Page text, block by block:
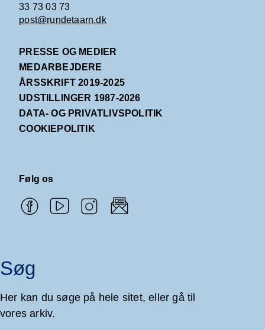
33 73 03 73
post@rundetaarn.dk
PRESSE OG MEDIER
MEDARBEJDERE
ÅRSSKRIFT 2019-2025
UDSTILLINGER 1987-2026
DATA- OG PRIVATLIVSPOLITIK
COOKIEPOLITIK
Følg os
Søg
Her kan du søge på hele sitet, eller gå til
vores arkiv.